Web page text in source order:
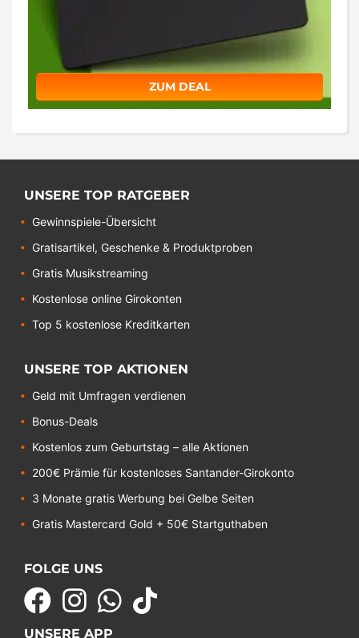
ZUM DEAL
UNSERE TOP RATGEBER
Gewinnspiele-Übersicht
Gratisartikel, Geschenke & Produktproben
Gratis Musikstreaming
Kostenlose online Girokonten
Top 5 kostenlose Kreditkarten
UNSERE TOP AKTIONEN
Geld mit Umfragen verdienen
Bonus-Deals
Kostenlos zum Geburtstag – alle Aktionen
200€ Prämie für kostenloses Santander-Girokonto
3 Monate gratis Werbung bei Gelbe Seiten
Gratis Mastercard Gold + 50€ Startguthaben
FOLGE UNS
UNSERE APP